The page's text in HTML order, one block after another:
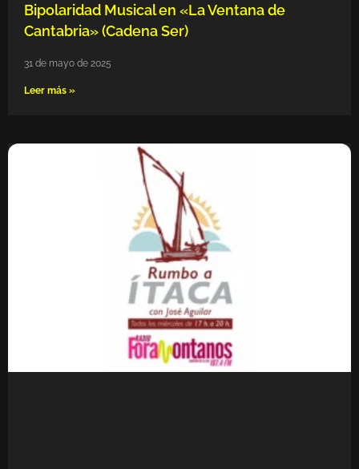
Bipolaridad Musical en «La Ventana de
Cantabria» (Cadena Ser)
31 de mayo de 2025
Leer más »